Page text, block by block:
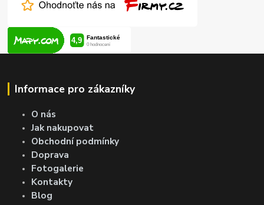
Informace pro zákazníky
O nás
Jak nakupovat
Obchodní podmínky
Doprava
Fotogalerie
Kontakty
Blog